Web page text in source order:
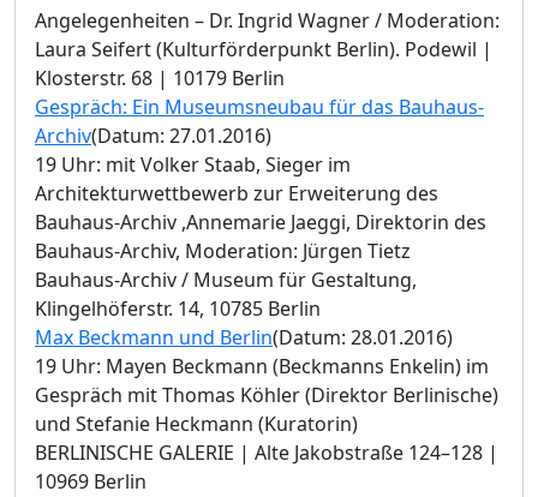
Angelegenheiten – Dr. Ingrid Wagner / Moderation:
Laura Seifert (Kulturförderpunkt Berlin). Podewil |
Klosterstr. 68 | 10179 Berlin
Gespräch: Ein Museumsneubau für das Bauhaus-
Archiv(Datum: 27.01.2016)
19 Uhr: mit Volker Staab, Sieger im
Architekturwettbewerb zur Erweiterung des
Bauhaus-Archiv ,Annemarie Jaeggi, Direktorin des
Bauhaus-Archiv, Moderation: Jürgen Tietz
Bauhaus-Archiv / Museum für Gestaltung,
Klingelhöferstr. 14, 10785 Berlin
Max Beckmann und Berlin(Datum: 28.01.2016)
19 Uhr: Mayen Beckmann (Beckmanns Enkelin) im
Gespräch mit Thomas Köhler (Direktor Berlinische)
und Stefanie Heckmann (Kuratorin)
BERLINISCHE GALERIE | Alte Jakobstraße 124–128 |
10969 Berlin